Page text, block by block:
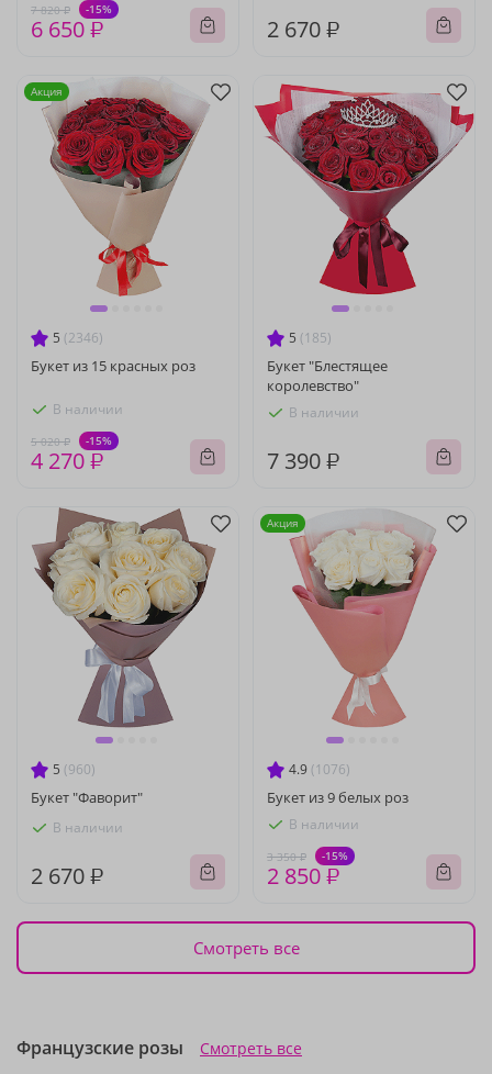
7 820 ₽ -15%
6 650 ₽ 2 670 ₽
5 (2346)
Букет из 15 красных роз
В наличии
5 020 ₽ -15%
4 270 ₽
Акция
5 (185)
Букет "Блестящее
королевство"
В наличии
7 390 ₽
5 (960)
Букет "Фаворит"
В наличии
2 670 ₽
4.9 (1076)
Букет из 9 белых роз
В наличии
3 350 ₽ -15%
2 850 ₽
Акция
Смотреть все
Французские розы Смотреть все